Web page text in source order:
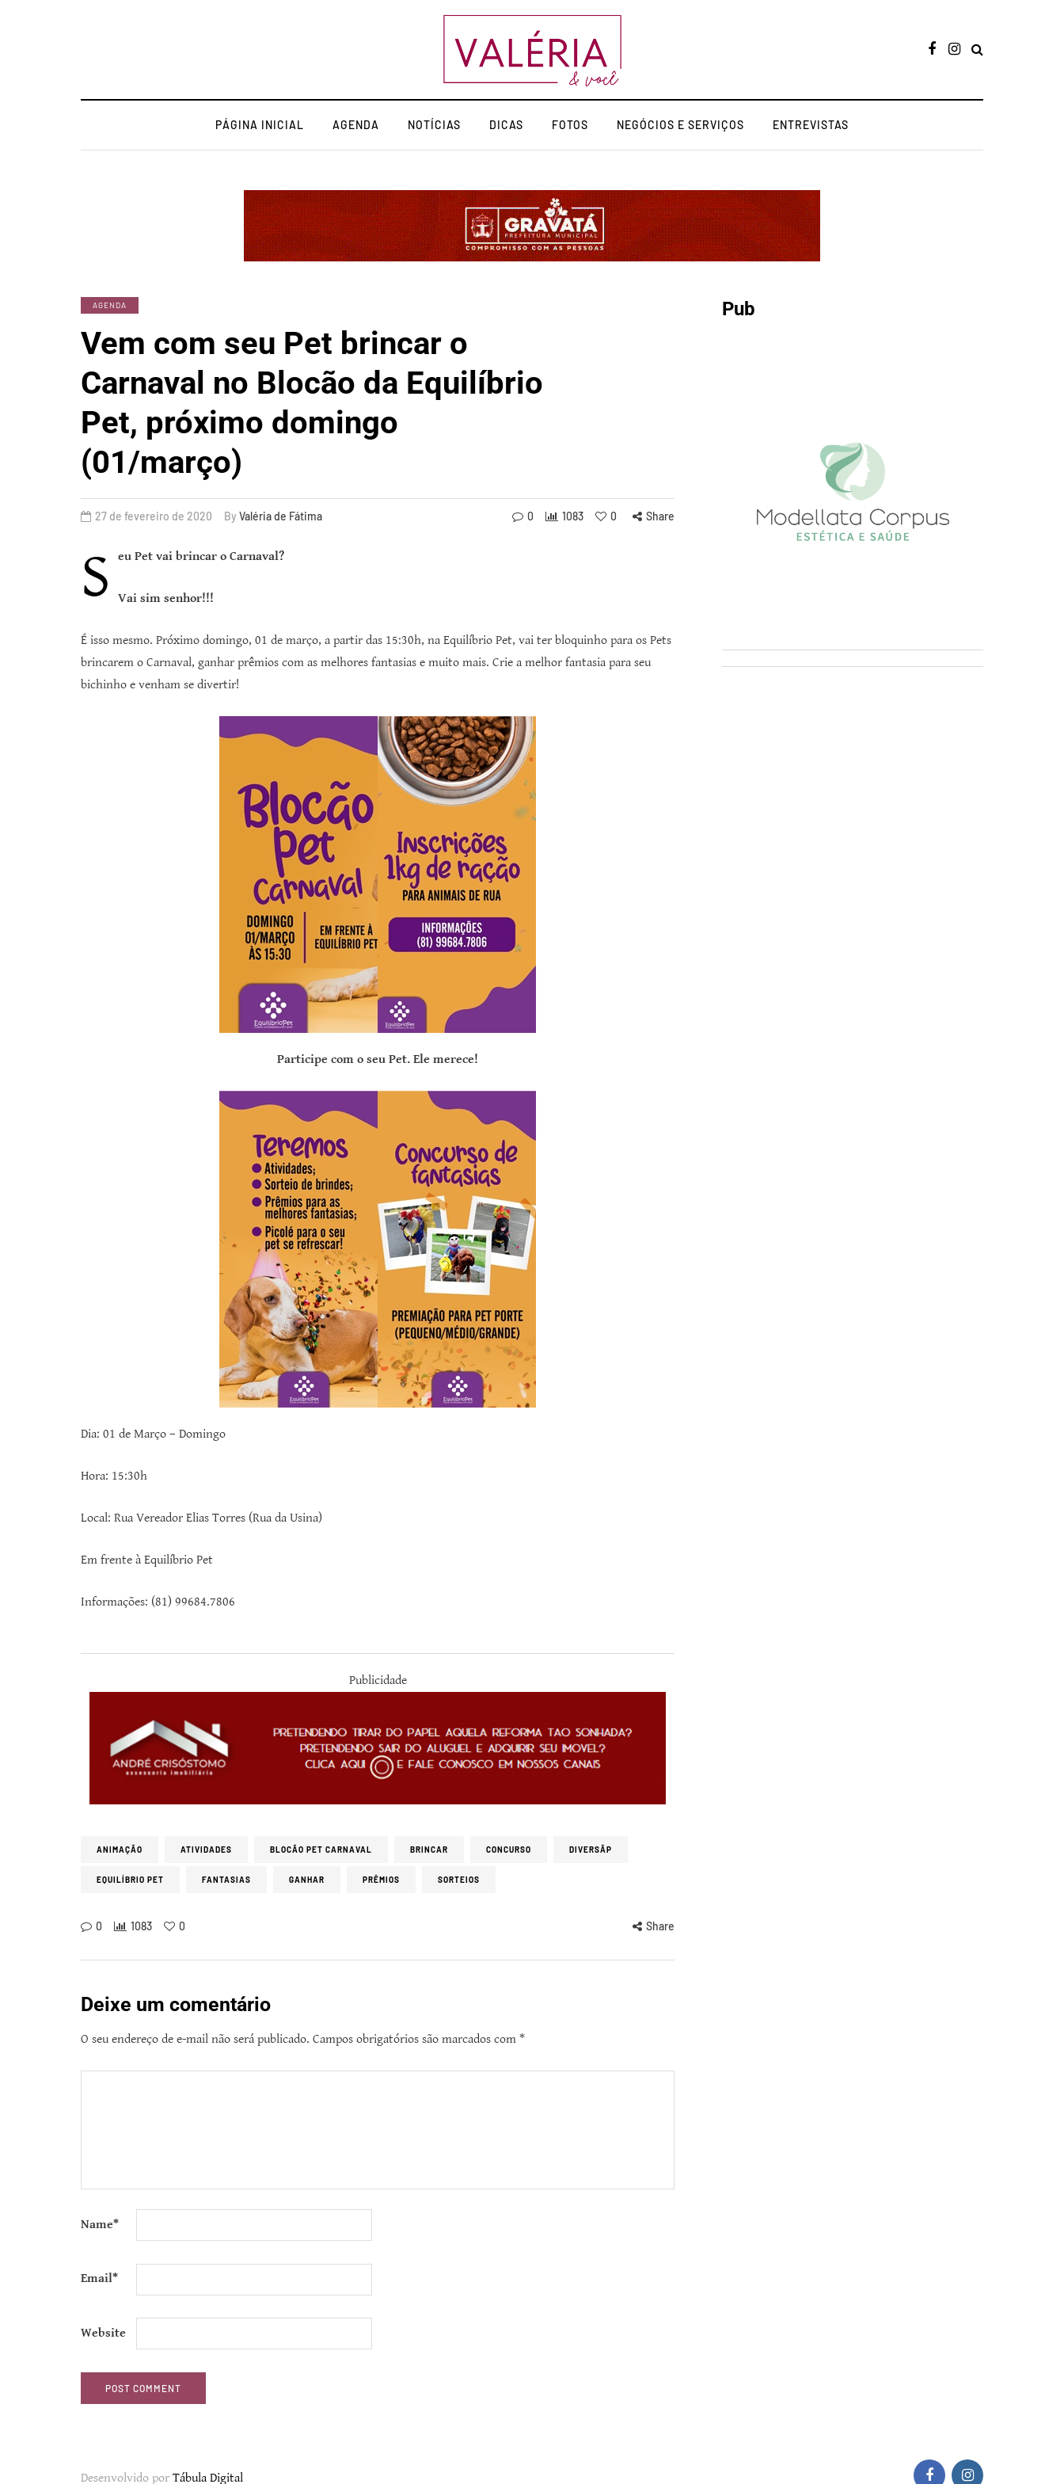
PÁGINA INICIAL AGENDA NOTÍCIAS DICAS FOTOS NEGÓCIOS E SERVIÇOS ENTREVISTAS
AGENDA
Vem com seu Pet brincar o
Carnaval no Blocão da Equilíbrio
Pet, próximo domingo
(01/março)
27 de fevereiro de 2020 By Valéria de Fátima 0 1083 0 Share
S eu Pet vai brincar o Carnaval?
Vai sim senhor!!!
É isso mesmo. Próximo domingo, 01 de março, a partir das 15:30h, na Equilíbrio Pet, vai ter bloquinho para os Pets
brincarem o Carnaval, ganhar prêmios com as melhores fantasias e muito mais. Crie a melhor fantasia para seu
bichinho e venham se divertir!
Participe com o seu Pet. Ele merece!
Dia: 01 de Março – Domingo
Hora: 15:30h
Local: Rua Vereador Elias Torres (Rua da Usina)
Em frente à Equilíbrio Pet
Informações: (81) 99684.7806
Publicidade
ANIMAÇÃO ATIVIDADES BLOCÃO PET CARNAVAL BRINCAR CONCURSO DIVERSÃP
EQUILÍBRIO PET FANTASIAS GANHAR PRÊMIOS SORTEIOS
0 1083 0 Share
Pub
Deixe um comentário
O seu endereço de e-mail não será publicado. Campos obrigatórios são marcados com *
Name*
Email*
Website
Desenvolvido por Tábula Digital